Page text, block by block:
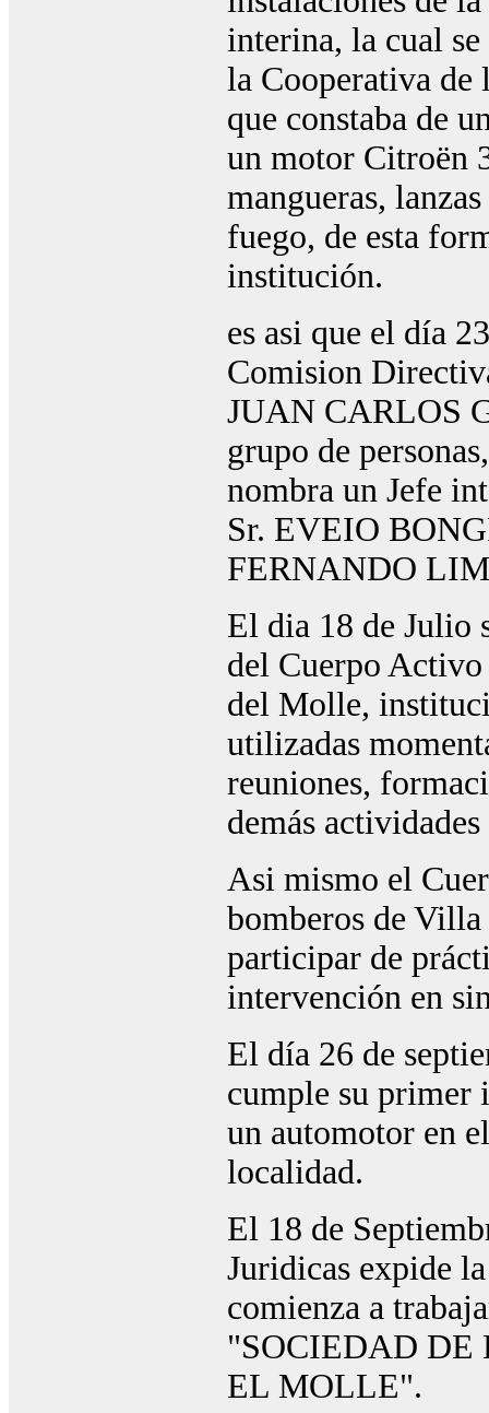
interina, la cual
la Cooperativa de
que constaba de
un motor Citroën
mangueras,
fuego, de esta
institución.
es asi que el día
Comision
JUAN CARLOS
grupo de
nombra un Jefe
Sr. EVEIO
FERNANDO
El dia 18 de Julio
del Cuerpo
del Molle,
utilizadas
reuniones,
demás
Asi mismo el
bomberos de
participar de
intervención en
El día 26 de
cumple su primer
un automotor en
localidad.
El 18 de
Juridicas expide
comienza a
"SOCIEDAD DE
EL MOLLE".